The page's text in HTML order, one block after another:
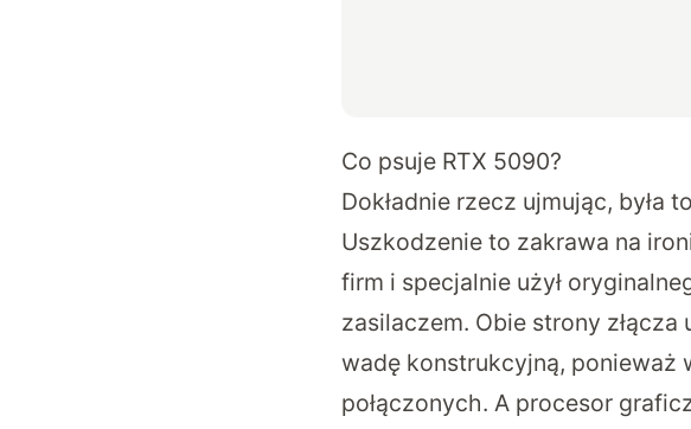
Co psuje RTX 5090?
Dokładnie rzecz ujmując, była
Uszkodzenie to zakrawa na
firm i specjalnie użył
zasilaczem. Obie strony złącza
wadę konstrukcyjną, ponieważ
połączonych. A procesor